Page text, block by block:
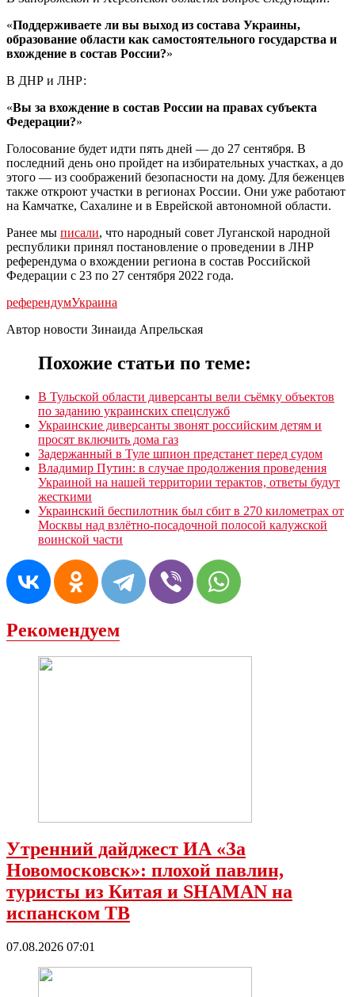
«Поддерживаете ли вы выход из состава Украины,
образование области как самостоятельного государства и
вхождение в состав России?»
В ДНР и ЛНР:
«Вы за вхождение в состав России на правах субъекта
Федерации?»
Голосование будет идти пять дней — до 27 сентября. В
последний день оно пройдет на избирательных участках, а до
этого — из соображений безопасности на дому. Для беженцев
также откроют участки в регионах России. Они уже работают
на Камчатке, Сахалине и в Еврейской автономной области.
Ранее мы писали, что народный совет Луганской народной
республики принял постановление о проведении в ЛНР
референдума о вхождении региона в состав Российской
Федерации с 23 по 27 сентября 2022 года.
референдумУкраина
Автор новости Зинаида Апрельская
Похожие статьи по теме:
В Тульской области диверсанты вели съёмку объектов
по заданию украинских спецслужб
Украинские диверсанты звонят российским детям и
просят включить дома газ
Задержанный в Туле шпион предстанет перед судом
Владимир Путин: в случае продолжения проведения
Украиной на нашей территории терактов, ответы будут
жесткими
Украинский беспилотник был сбит в 270 километрах от
Москвы над взлётно-посадочной полосой калужской
воинской части
Рекомендуем
Утренний дайджест ИА «За
Новомосковск»: плохой павлин,
туристы из Китая и SHAMAN на
испанском ТВ
07.08.2026 07:01